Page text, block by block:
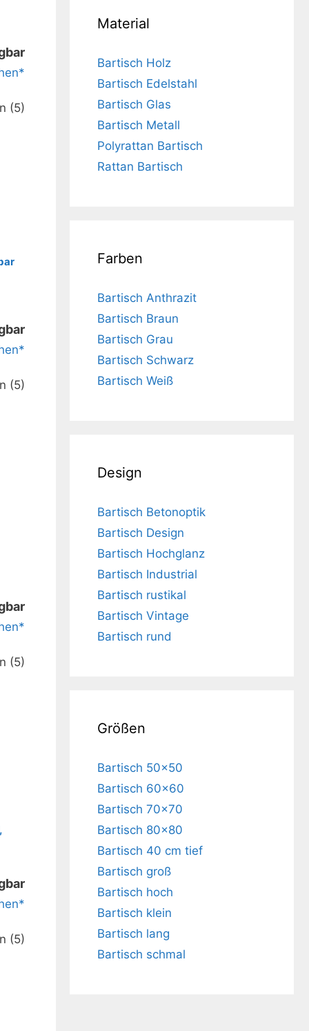
für
Ø
Material
Bartisch Holz
Bartisch Edelstahl
Bartisch Glas
Bartisch Metall
Polyrattan Bartisch
Rattan Bartisch
Farben
Bartisch Anthrazit
Bartisch Braun
Bartisch Grau
Bartisch Schwarz
Bartisch Weiß
Design
Bartisch Betonoptik
Bartisch Design
Bartisch Hochglanz
Bartisch Industrial
Bartisch rustikal
Bartisch Vintage
Bartisch rund
Größen
Bartisch 50×50
Bartisch 60×60
Bartisch 70×70
Bartisch 80×80
Bartisch 40 cm tief
Bartisch groß
Bartisch hoch
Bartisch klein
Bartisch lang
Bartisch schmal